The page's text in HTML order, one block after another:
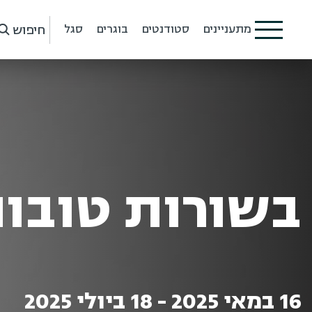
מתעניינים סטודנטים בוגרים סגל חיפוש
בשורות
16 במאי 2025 - 18 ביולי 2025